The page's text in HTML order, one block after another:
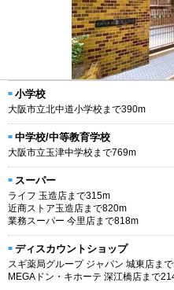
小学校
大阪市立北中道小学校まで390m
中学校/中等教育学校
大阪市立玉津中学校まで769m
スーパー
ライフ 玉造店まで315m
近商ストア玉造店まで820m
業務スーパー 今里店まで818m
ディスカウントショップ
スギ薬局グループ ジャパン 城東店ま
MEGAドン・キホーテ 深江橋店まで